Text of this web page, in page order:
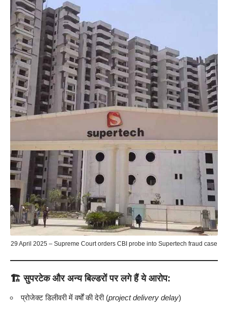
29 April 2025 – Supreme Court orders CBI probe into Supertech fraud case
🏗️सुपरटेक और अन्य बिल्डरों पर लगे हैं ये आरोप:
प्रोजेक्ट डिलीवरी में वर्षों की देरी (project delivery delay)